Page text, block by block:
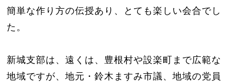
簡単な作り方の伝授あり、とても楽しい会合でし
た。
新城支部は、遠くは、豊根村や設楽町まで広範な
地域ですが、地元・鈴木ますみ市議、地域の党員